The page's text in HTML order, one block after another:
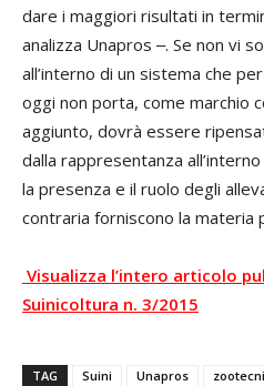
dare i maggiori risultati in
analizza Unapros ‒. Se non vi
all’interno di un sistema che
oggi non porta, come marchio
aggiunto, dovrà essere
dalla rappresentanza
la presenza e il ruolo degli
contraria forniscono la materia
Visualizza l’intero articolo
Suinicoltura n. 3/2015
TAG Suini Unapros